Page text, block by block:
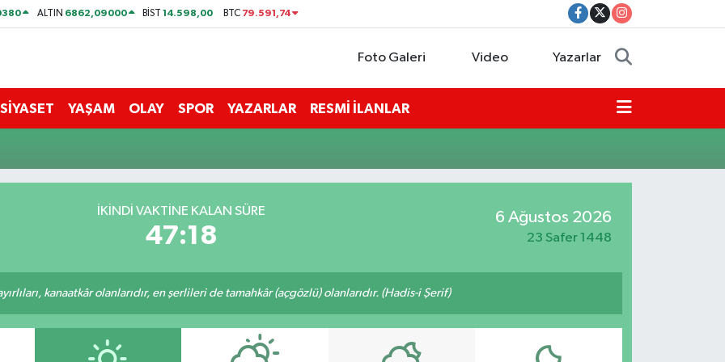
ALTIN 6862,09000 BİST14.598,00 BTC 79.591,74
Foto Galeri Video Yazarlar
SİYASET YAŞAM OLAY SPOR YAZARLAR RESMİ İLANLAR
İKINDI VAKTİNE KALAN SÜRE
47:18
6 Ağustos 2026
23 Safer 1448
kanaatkâr olanlarıdır, en şerlileri de tamahkâr (açgözlü) olanlarıdır. (Hadis-i Şerif)